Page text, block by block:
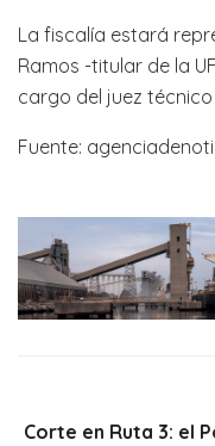
La fiscalía estará
Ramos -titular de la
cargo del juez técnico
Fuente:
Corte en Ruta 3: el